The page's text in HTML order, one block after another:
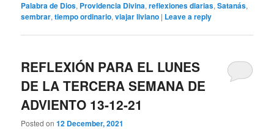
Palabra de Dios, Providencia Divina,reflexiones diarias,Satanás,
sembrar,tiempo ordinario,viajar liviano | Leave a reply
REFLEXIÓN PARA EL LUNES
DE LA TERCERA SEMANA DE
ADVIENTO 13-12-21
Posted on12 December, 2021